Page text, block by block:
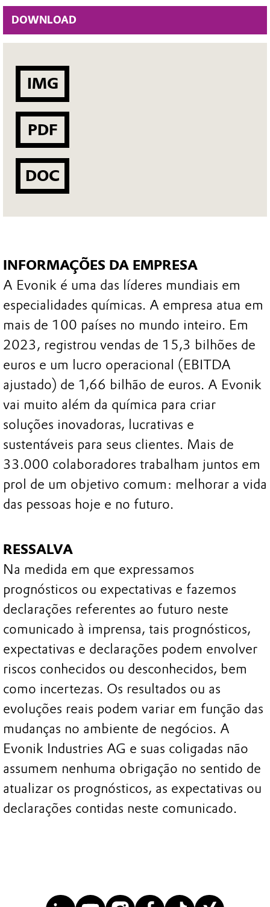
DOWNLOAD
IMG
PDF
DOC
INFORMAÇÕES DA EMPRESA
A Evonik é uma das líderes mundiais em
especialidades químicas. A empresa atua em
mais de 100 países no mundo inteiro. Em
2023, registrou vendas de 15,3 bilhões de
euros e um lucro operacional (EBITDA
ajustado) de 1,66 bilhão de euros. A Evonik
vai muito além da química para criar
soluções inovadoras, lucrativas e
sustentáveis para seus clientes. Mais de
33.000 colaboradores trabalham juntos em
prol de um objetivo comum: melhorar a vida
das pessoas hoje e no futuro.
RESSALVA
Na medida em que expressamos
prognósticos ou expectativas e fazemos
declarações referentes ao futuro neste
comunicado à imprensa, tais prognósticos,
expectativas e declarações podem envolver
riscos conhecidos ou desconhecidos, bem
como incertezas. Os resultados ou as
evoluções reais podem variar em função das
mudanças no ambiente de negócios. A
Evonik Industries AG e suas coligadas não
assumem nenhuma obrigação no sentido de
atualizar os prognósticos, as expectativas ou
declarações contidas neste comunicado.